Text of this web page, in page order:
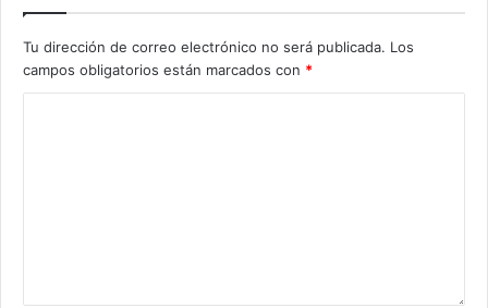
Tu dirección de correo electrónico no será publicada. Los
campos obligatorios están marcados con *